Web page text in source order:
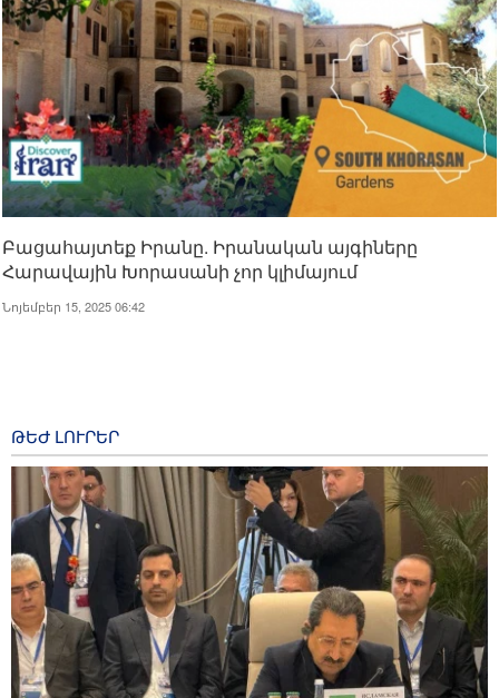
Բացահայտեք Իրանը. Իրանական այգիները
Հարավային Խորասանի չոր կլիմայում
Նոյեմբեր 15, 2025 06:42
ԹԵԺ ԼՈՒՐԵՐ